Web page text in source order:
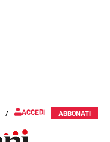
/ ACCEDI ABBONATI